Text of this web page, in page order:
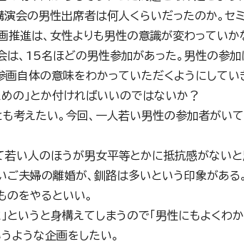
会の男性出席者は何人くらいだったのか。セ
推進は、女性よりも男性の意識が変わっていか
は、15名ほどの男性参加があった。男性の参
画自体の意味をわかっていただくようにしてい
めの」とか付ければいいのではないか？
も考えたい。今回、一人若い男性の参加者がい
若い人のほうが男女平等とかに抵抗感がないと
ご夫婦の離婚が、釧路は多いという印象があ
のをやるといい。
というと身構えてしまうので「男性にもよくわ
ような企画をしたい。